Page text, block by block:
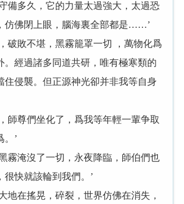
備多久，它的力量太過強大，太過恐
仿佛閉上眼，腦海裏全部都是……’
破敗不堪，黑霧籠罩一切 ，萬物化爲
。經過諸多同道共研，唯有極寒類的
住侵襲。但正源神光卻并非我等自身
師尊們坐化了，爲我等年輕一輩争取
。’
霧淹沒了一切，永夜降臨，師伯們也
很快就該輪到我們。’
地在搖晃，碎裂，世界仿佛在消失，